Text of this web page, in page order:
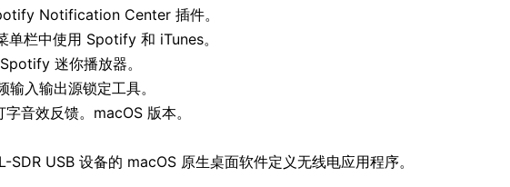
Notification Center 插件。
单栏中使用 Spotify 和 iTunes。
迷你播放器。
输入输出源锁定工具。
音效反馈。macOS 版本。
SDR USB 设备的 macOS 原生桌面软件定义无线电应用程序。